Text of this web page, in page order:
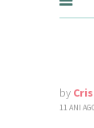
by
11 ANI